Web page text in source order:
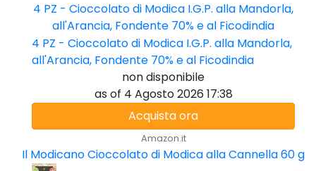
4 PZ - Cioccolato di Modica I.G.P. alla Mandorla,
all'Arancia, Fondente 70% e al Ficodindia
4 PZ - Cioccolato di Modica I.G.P. alla Mandorla,
all'Arancia, Fondente 70% e al Ficodindia
non disponibile
as of 4 Agosto 2026 17:38
Acquista ora
Amazon.it
Il Modicano Cioccolato di Modica alla Cannella 60 g